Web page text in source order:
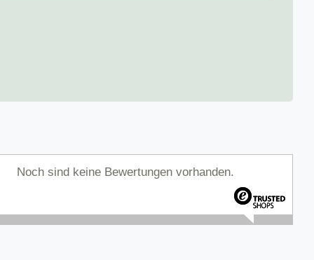
Noch sind keine Bewertungen vorhanden.